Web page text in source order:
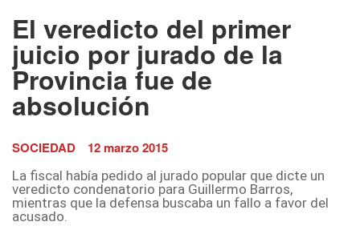
El veredicto del primer
juicio por jurado de la
Provincia fue de
absolución
SOCIEDAD 12 marzo 2015
La fiscal había pedido al jurado popular que dicte un
veredicto condenatorio para Guillermo Barros,
mientras que la defensa buscaba un fallo a favor del
acusado.